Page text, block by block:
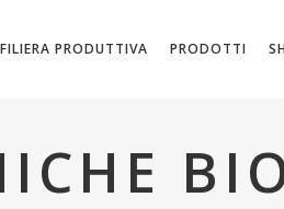
FILIERA PRODUTTIVA PRODOTTI